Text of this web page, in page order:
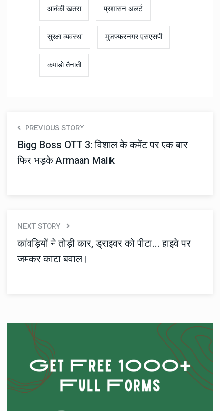
आतंकी खतरा प्रशासन अलर्ट
सुरक्षा व्यवस्था मुजफ्फरनगर एसएसपी
कमांडो तैनाती
PREVIOUS STORY
Bigg Boss OTT 3: विशाल के कमेंट पर एक बार
फिर भड़के Armaan Malik
NEXT STORY
कांवड़ियों ने तोड़ी कार, ड्राइवर को पीटा... हाइवे पर
जमकर काटा बवाल।